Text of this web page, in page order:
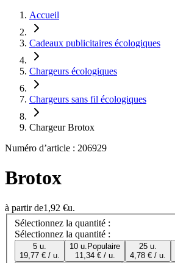
Accueil
Cadeaux publicitaires écologiques
Chargeurs écologiques
Chargeurs sans fil écologiques
Chargeur Brotox
Numéro d’article : 206929
Brotox
à partir de1,92 €u.
Sélectionnez la quantité :
Sélectionnez la quantité :
5 u.
19,77 € / u.
10 u. Populaire
11,34 € / u.
25 u.
4,78 € / u.